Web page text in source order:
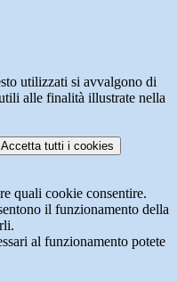
utilizzati si avvalgono di
alle finalità illustrate nella
Accetta tutti i cookies
quali cookie consentire.
il funzionamento della
al funzionamento potete